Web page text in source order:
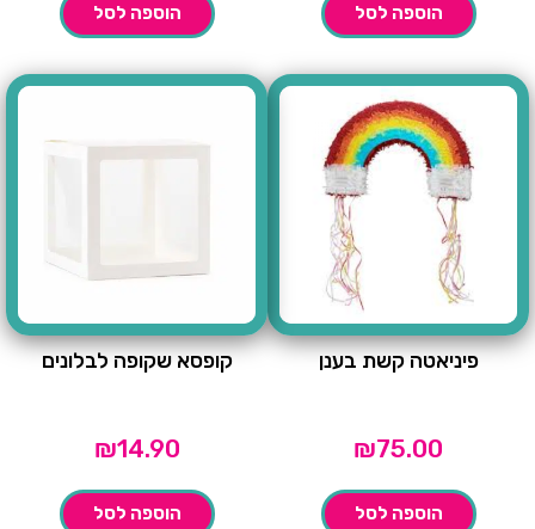
הוספה לסל הוספה לסל
פיניאטה קשת בענן
₪75.00
הוספה לסל
קופסא שקופה לבלונים
₪14.90
הוספה לסל